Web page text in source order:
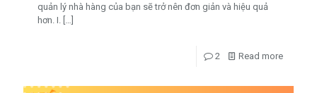
quản lý nhà hàng của bạn sẽ trở nên đơn giản và hiệu quả
hơn. I.
2 Read more